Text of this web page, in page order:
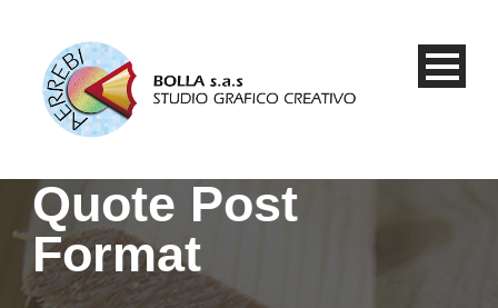
Quote Post
Format